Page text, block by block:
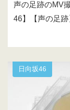
声の足跡のMV
46】【声の足
日向坂46